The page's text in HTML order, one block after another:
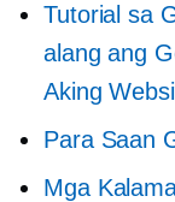
Tutorial sa
alang ang
Aking
Para Saan
Mga